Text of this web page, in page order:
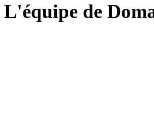
L'équipe de